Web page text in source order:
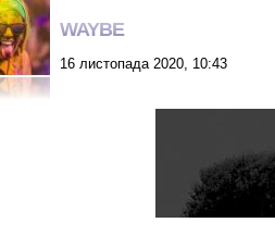
WAYBE
16 листопада 2020, 10:43